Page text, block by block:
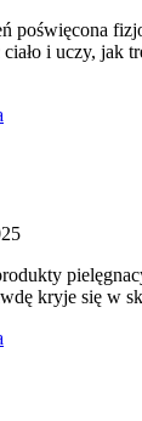
poświęcona
ciało i uczy,
kryje się w